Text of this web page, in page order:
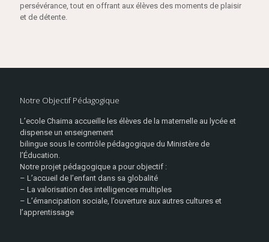
persévérance, tout en offrant aux élèves des moments de plaisir
et de détente.
Notre Objectif Pédagogique
L’ecole Chaima accueille les élèves de la maternelle au lycée et
dispense un enseignement
bilingue sous le contrôle pédagogique du Ministère de
l’Éducation.
Notre projet pédagogique a pour objectif :
– L’accueil de l’enfant dans sa globalité
– La valorisation des intelligences multiples
– L’émancipation sociale, l’ouverture aux autres cultures et
l’apprentissage